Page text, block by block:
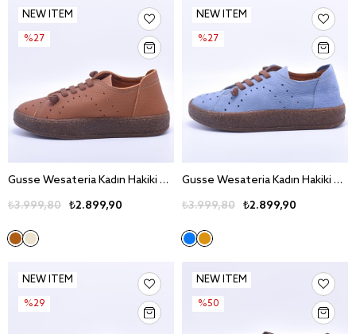
Gusse Wesateria Kadın Hakiki Deri Günlük Ayakkabı 151062
₺2.899,90
₺3.999,80
NEW ITEM
%27
Gusse Wesateria Kadın Hakiki Nubuk Deri Günlük Ayakkabı 151062-1
₺2.899,90
₺3.999,80
NEW ITEM
%27
NEW ITEM
%29
NEW ITEM
%50